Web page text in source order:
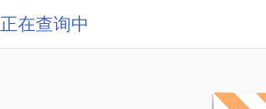
正在查询中